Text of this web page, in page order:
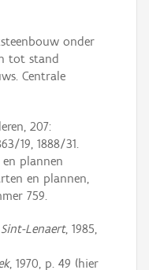
onder
tot stand
Centrale
207:
19, 1888/31.
en plannen
en plannen,
759.
Lenaert, 1985,
, 1970, p. 49 (hier